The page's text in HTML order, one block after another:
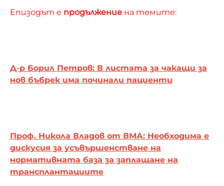
Епизодът е продължение на темите:
Д-р Борил Петров: В листата за чакащи за
нов бъбрек има починали пациенти
Проф. Никола Владов от ВМА: Необходима е
дискусия за усъвършенстване на
нормативната база за заплащане на
трансплантациите